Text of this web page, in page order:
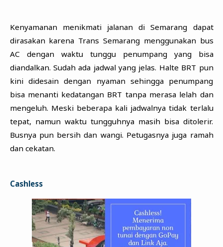
Kenyamanan menikmati jalanan di Semarang dapat
dirasakan karena Trans Semarang menggunakan bus
AC dengan waktu tunggu penumpang yang bisa
diandalkan. Sudah ada jadwal yang jelas. Halte BRT pun
kini didesain dengan nyaman sehingga penumpang
bisa menanti kedatangan BRT tanpa merasa lelah dan
mengeluh. Meski beberapa kali jadwalnya tidak terlalu
tepat, namun waktu tungguhnya masih bisa ditolerir.
Busnya pun bersih dan wangi. Petugasnya juga ramah
dan cekatan.
Cashless